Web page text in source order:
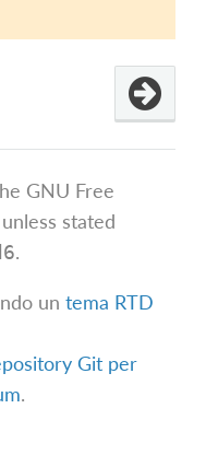
GNU Free
stated
.
untema RTD
Git per
.